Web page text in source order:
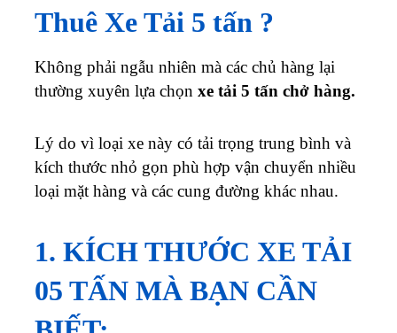
Thuê Xe Tải 5 tấn ?
Không phải ngẫu nhiên mà các chủ hàng lại
thường xuyên lựa chọn xe tải 5 tấn chở hàng.
Lý do vì loại xe này có tải trọng trung bình và
kích thước nhỏ gọn phù hợp vận chuyển nhiều
loại mặt hàng và các cung đường khác nhau.
1. KÍCH THƯỚC XE TẢI
05 TẤN MÀ BẠN CẦN